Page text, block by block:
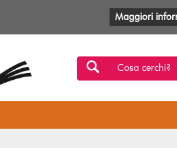
Cosa cerchi?
Maggiori